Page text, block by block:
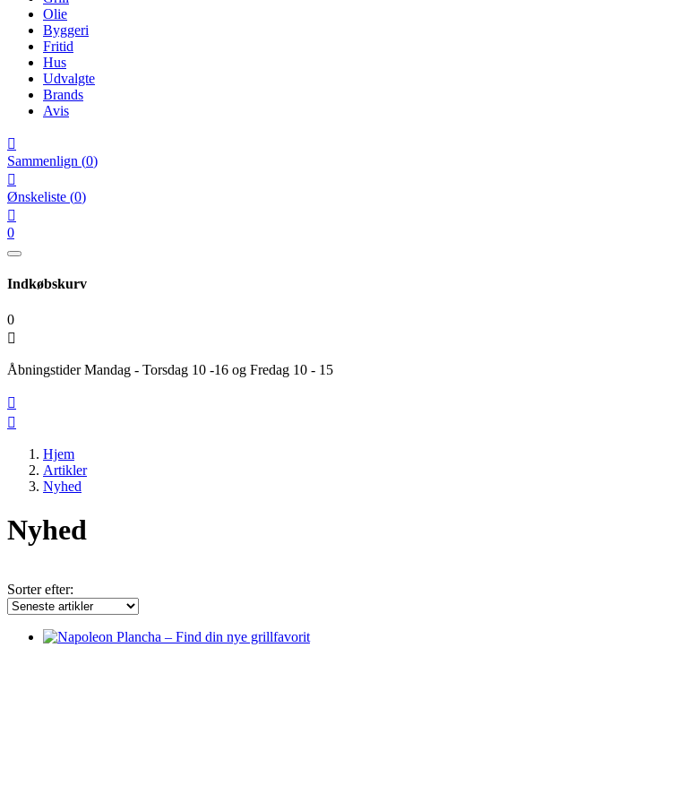
Olie
Byggeri
Fritid
Hus
Udvalgte
Brands
Avis

Sammenlign (0)

Ønskeliste (0)

0
Indkøbskurv
0

Åbningstider Mandag - Torsdag 10 -16 og Fredag 10 - 15


Hjem
Artikler
Nyhed
Nyhed
Sorter efter: